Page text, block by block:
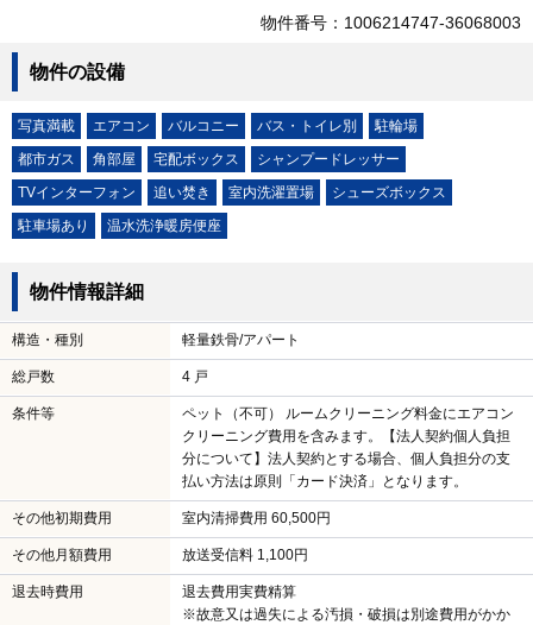
物件番号：1006214747-36068003
物件の設備
写真満載 エアコン バルコニー バス・トイレ別
駐輪場
都市ガス
角部屋 宅配ボックス
シャンプードレッサー
TVインターフォン
追い焚き 室内洗濯置場
シューズボックス
駐車場あり
温水洗浄暖房便座
物件情報詳細
構造・種別 軽量鉄骨/アパート
総戸数 4 戸
条件等
ペット（不可） ルームクリーニング料金にエアコン
クリーニング費用を含みます。【法人契約個人負担
分について】法人契約とする場合、個人負担分の支
払い方法は原則「カード決済」となります。
その他初期費用 室内清掃費用 60,500円
その他月額費用 放送受信料 1,100円
退去時費用
退去費用実費精算
※故意又は過失による汚損・破損は別途費用がかか